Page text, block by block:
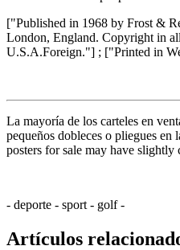
["Published in 1968 by Frost &
London, England. Copyright in
U.S.A.Foreign."] ; ["Printed in
La mayoría de los carteles en
pequeños dobleces o pliegues en
posters for sale may have slightly
- deporte - sport - golf -
Artículos